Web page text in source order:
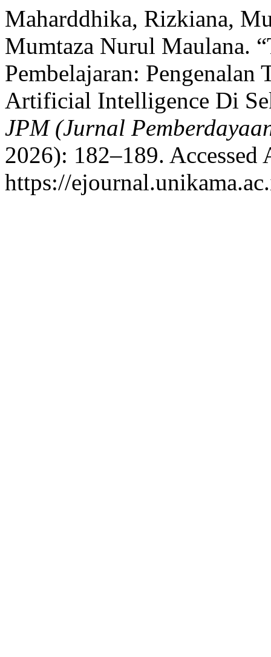
Maharddhika, Rizkiana,
Mumtaza Nurul Maulana.
Pembelajaran:
Artificial Intelligence Di
JPM (Jurnal
2026): 182–189. Accessed
https://